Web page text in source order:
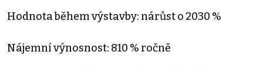
Hodnota během výstavby: nárůst o 2030 %
Nájemní výnosnost: 810 % ročně